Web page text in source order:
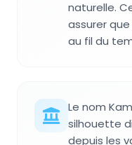
naturelle.
assurer
au fil du
Le nom
silhouette
depuis les